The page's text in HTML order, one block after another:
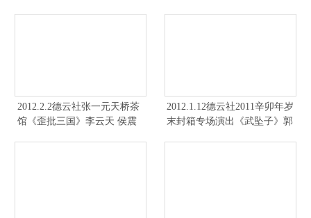
2012.2.2德云社张一元天桥茶
馆《歪批三国》李云天 侯震
2012.1.12德云社2011辛卯年岁
末封箱专场演出《武坠子》郭